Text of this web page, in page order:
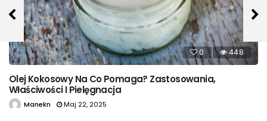
0 448
Olej Kokosowy Na Co Pomaga? Zastosowania,
Właściwości I Pielęgnacja
Manekn Maj 22, 2025